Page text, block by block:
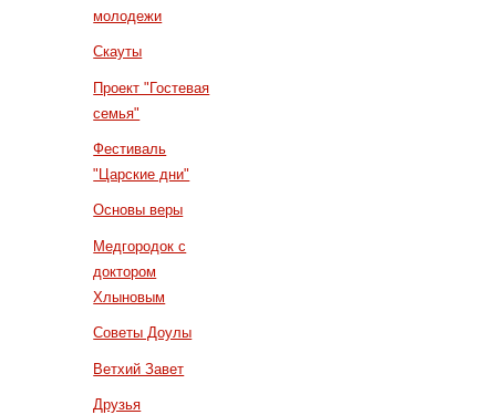
молодежи
Скауты
Проект "Гостевая
семья"
Фестиваль
"Царские дни"
Основы веры
Медгородок с
доктором
Хлыновым
Советы Доулы
Ветхий Завет
Друзья